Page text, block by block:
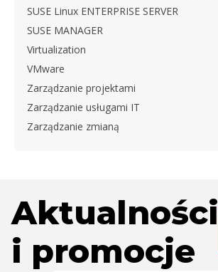
SUSE Linux ENTERPRISE SERVER
SUSE MANAGER
Virtualization
VMware
Zarządzanie projektami
Zarządzanie usługami IT
Zarządzanie zmianą
Aktualności
i promocje